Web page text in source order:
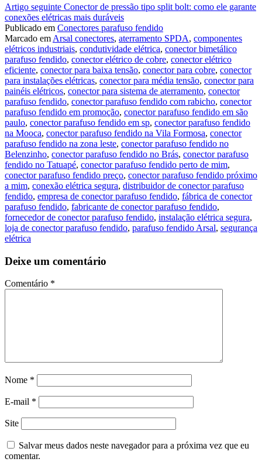
Continue
lendo
Artigo seguinte Conector de pressão tipo split bolt: como ele garante
conexões elétricas mais duráveis
Publicado em Conectores parafuso fendido
Marcado em Arsal conectores, aterramento SPDA, componentes
elétricos industriais, condutividade elétrica, conector bimetálico
parafuso fendido, conector elétrico de cobre, conector elétrico
eficiente, conector para baixa tensão, conector para cobre, conector
para instalações elétricas, conector para média tensão, conector para
painéis elétricos, conector para sistema de aterramento, conector
parafuso fendido, conector parafuso fendido com rabicho, conector
parafuso fendido em promoção, conector parafuso fendido em são
paulo, conector parafuso fendido em sp, conector parafuso fendido
na Mooca, conector parafuso fendido na Vila Formosa, conector
parafuso fendido na zona leste, conector parafuso fendido no
Belenzinho, conector parafuso fendido no Brás, conector parafuso
fendido no Tatuapé, conector parafuso fendido perto de mim,
conector parafuso fendido preço, conector parafuso fendido próximo
a mim, conexão elétrica segura, distribuidor de conector parafuso
fendido, empresa de conector parafuso fendido, fábrica de conector
parafuso fendido, fabricante de conector parafuso fendido,
fornecedor de conector parafuso fendido, instalação elétrica segura,
loja de conector parafuso fendido, parafuso fendido Arsal, segurança
elétrica
Deixe um comentário
Comentário *
Nome *
E-mail *
Site
Salvar meus dados neste navegador para a próxima vez que eu
comentar.